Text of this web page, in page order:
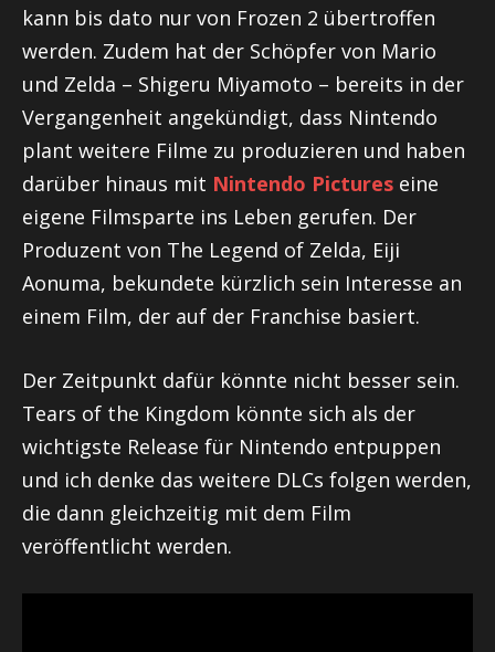
kann bis dato nur von Frozen 2 übertroffen
werden. Zudem hat der Schöpfer von Mario
und Zelda – Shigeru Miyamoto – bereits in der
Vergangenheit angekündigt, dass Nintendo
plant weitere Filme zu produzieren und haben
darüber hinaus mit Nintendo Pictures eine
eigene Filmsparte ins Leben gerufen. Der
Produzent von The Legend of Zelda, Eiji
Aonuma, bekundete kürzlich sein Interesse an
einem Film, der auf der Franchise basiert.
Der Zeitpunkt dafür könnte nicht besser sein.
Tears of the Kingdom könnte sich als der
wichtigste Release für Nintendo entpuppen
und ich denke das weitere DLCs folgen werden,
die dann gleichzeitig mit dem Film
veröffentlicht werden.